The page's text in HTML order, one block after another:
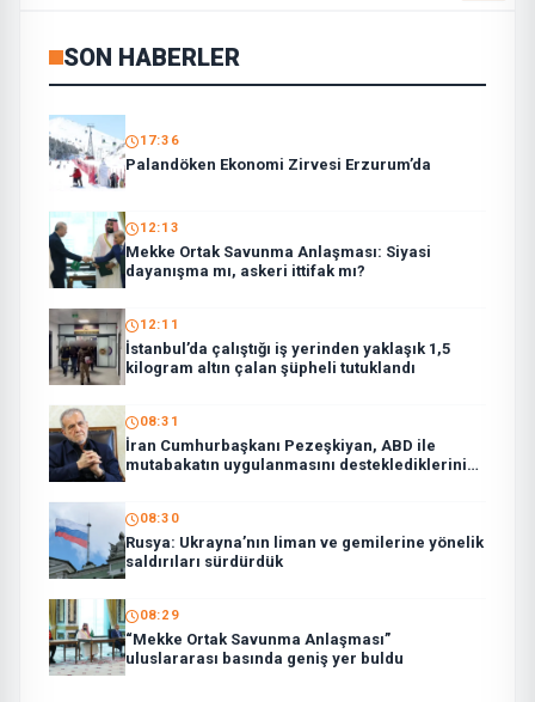
SON HABERLER
17:36
Palandöken Ekonomi Zirvesi Erzurum’da
12:13
Mekke Ortak Savunma Anlaşması: Siyasi
dayanışma mı, askeri ittifak mı?
12:11
İstanbul’da çalıştığı iş yerinden yaklaşık 1,5
kilogram altın çalan şüpheli tutuklandı
08:31
İran Cumhurbaşkanı Pezeşkiyan, ABD ile
mutabakatın uygulanmasını desteklediklerini
08:30
Rusya: Ukrayna’nın liman ve gemilerine yönelik
saldırıları sürdürdük
08:29
“Mekke Ortak Savunma Anlaşması”
uluslararası basında geniş yer buldu